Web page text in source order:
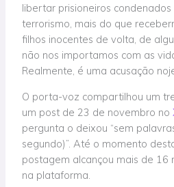
libertar prisioneiros
terrorismo, mais do que
filhos inocentes de volta, de
não nos importamos com as
Realmente, é uma acusação
O porta-voz compartilhou um
um post de 23 de novembro no
pergunta o deixou “sem
segundo)”. Até o momento
postagem alcançou mais de 16
na plataforma.